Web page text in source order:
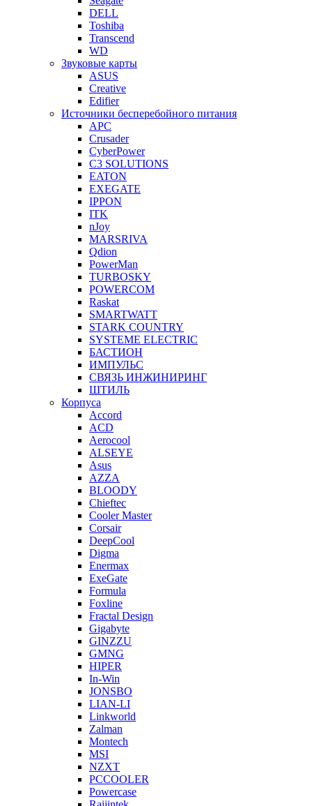
DELL
Toshiba
Transcend
WD
Звуковые карты
ASUS
Creative
Edifier
Источники бесперебойного питания
APC
Crusader
CyberPower
C3 SOLUTIONS
EATON
EXEGATE
IPPON
ITK
nJoy
MARSRIVA
Qdion
PowerMan
TURBOSKY
POWERCOM
Raskat
SMARTWATT
STARK COUNTRY
SYSTEME ELECTRIC
БАСТИОН
ИМПУЛЬС
СВЯЗЬ ИНЖИНИРИНГ
ШТИЛЬ
Корпуса
Accord
ACD
Aerocool
ALSEYE
Asus
AZZA
BLOODY
Chieftec
Cooler Master
Corsair
DeepCool
Digma
Enermax
ExeGate
Formula
Foxline
Fractal Design
Gigabyte
GINZZU
GMNG
HIPER
In-Win
JONSBO
LIAN-LI
Linkworld
Zalman
Montech
MSI
NZXT
PCCOOLER
Powercase